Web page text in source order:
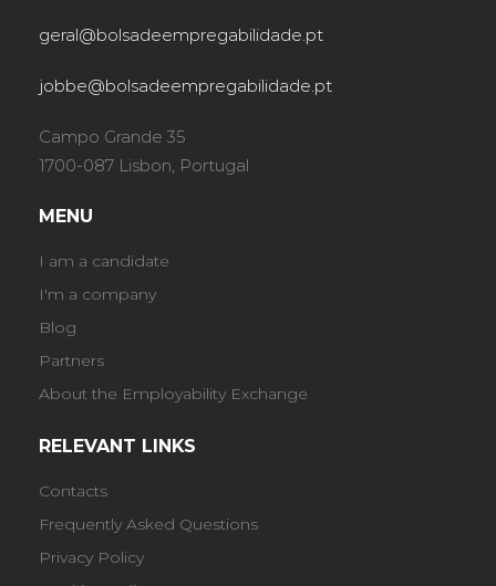
geral@bolsadeempregabilidade.pt
jobbe@bolsadeempregabilidade.pt
Campo Grande 35
1700-087 Lisbon, Portugal
MENU
I am a candidate
I'm a company
Blog
Partners
About the Employability Exchange
RELEVANT LINKS
Contacts
Frequently Asked Questions
Privacy Policy